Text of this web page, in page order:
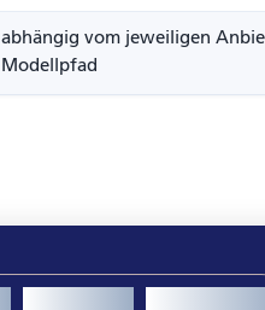
abhängig vom jeweiligen
Modellpfad